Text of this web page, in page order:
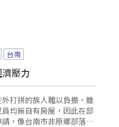
台南
壓力
打拼的族人難以負擔，雖
均無自有房屋，因此在部
，像台南市非原鄉部落，